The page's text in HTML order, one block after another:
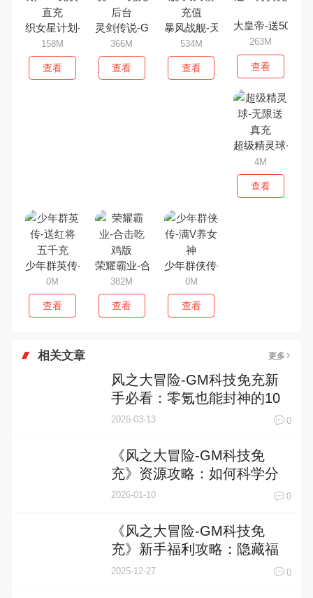
织女星计划-GM免费直充
158M
查看
灵剑传说-GM免充后台
366M
查看
暴风战舰-天天领充值
534M
查看
大皇帝-送50万
263M
查看
超级精灵球-无
4M
查看
少年群英传-送红将五千充
0M
查看
荣耀霸业-合击吃鸡版
382M
查看
少年群侠传-满V养女神
0M
查看
相关文章 更多
风之大冒险-GM科技免充新
手必看：零氪也能封神的10
条黄金生存指南
2026-03-13 0
《风之大冒险-GM科技免
充》资源攻略：如何科学分
配资源实现零氪逆袭？
2026-01-10 0
《风之大冒险-GM科技免
充》新手福利攻略：隐藏福
利盘点
2025-12-27 0